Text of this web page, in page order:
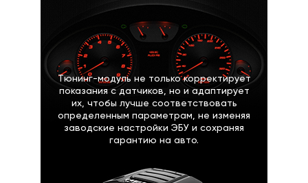
Тюнинг-модуль не только корректирует
показания с датчиков, но и адаптирует
их, чтобы лучше соответствовать
определенным параметрам, не изменяя
заводские настройки ЭБУ и сохраняя
гарантию на авто.